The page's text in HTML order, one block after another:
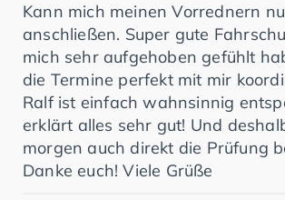
Kann mich meinen Vorrednern
anschließen. Super gute
mich sehr aufgehoben gefühlt
die Termine perfekt mit mir
Ralf ist einfach wahnsinnig
erklärt alles sehr gut! Und
morgen auch direkt die Prüfung
Danke euch! Viele Grüße